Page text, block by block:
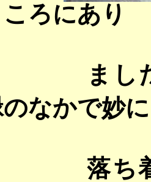
ろにあり
まし
なかで妙に
落ち